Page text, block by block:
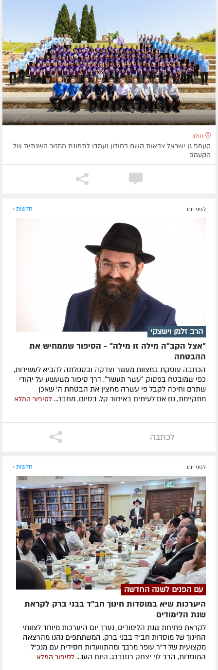
חולון
קעמפ גן ישראל צבאות השם בחולון נעמדו לתמונת מחזור השנתית של
הקעמפ
לפני יום חדשות »
הרב זלמן וישצקי
"אצל הקב"ה מילה זו מילה" - הסיפור שממחיש את
ההבטחה
הכתבה עוסקת במצוות מעשר וצדקה ובסגולתה להביא לעשירות,
כפי שמובטח בפסוק ״עשר תעשר״. דרך סיפור משעשע על יהודי
שתרם וחיכה לקבל פי עשרה מחצין את הבטחת ה' שאכן
מתקיימת, גם אם לעיתים באיחור קל. בסיום, מחבר... לסיפור המלא
לכתבה
לפני יום חדשות »
עם הפנים לשנה החדשה
היערכות שיא במוסדות חינוך חב"ד בבני ברק לקראת
שנת הלימודים
לקראת פתיחת שנת הלימודים, נערך יום היערכות מיוחד לצוותי
החינוך של מוסדות חב"ד בבני ברק. המשתתפים נהנו מהרצאה
מקצועית של ד"ר עופר מרבך ומהתוועדות חסידית עם מנכ"ל
המוסדות, הרב לוי יצחק רוזנברג. היום הענ... לסיפור המלא